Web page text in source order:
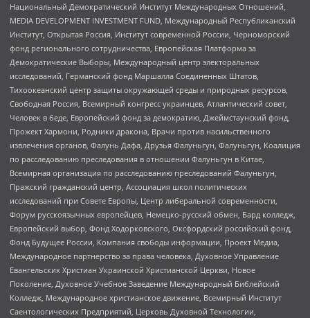
Национальный Демократический Институт Международных Отношений,
MEDIA DEVELOPMENT INVESTMENT FUND, Международный Республиканский
Институт, Открытая Россия, Институт современной России, Черноморский
фонд регионального сотрудничества, Европейская Платформа за
Демократические Выборы, Международный центр электоральных
исследований, Германский фонд Маршалла Соединенных Штатов,
Тихоокеанский центр защиты окружающей среды и природных ресурсов,
Свободная Россия, Всемирный конгресс украинцев, Атлантический совет,
Человек в беде, Европейский фонд за демократию, Джеймстаунский фонд,
Прожект Хармони, Родники дракона, Врачи против насильственного
извлечения органов, Фалунь Дафа, Друзья Фалуньгун, Фалуньгун, Коалиция
по расследованию преследования в отношении Фалуньгун в Китае,
Всемирная организация по расследованию преследований Фалуньгун,
Пражский гражданский центр, Ассоциация школ политических
исследований при Совете Европы, Центр либеральной современности,
Форум русскоязычных европейцев, Немецко-русский обмен, Бард колледж,
Европейский выбор, Фонд Ходорковского, Оксфордский российский фонд,
Фонд Будущее России, Компания свободы информации, Проект Медиа,
Международное партнерство за права человека, Духовное Управление
Евангельских Христиан Украинской Христианской Церкви, Новое
Поколение, Духовное Учебное Заведение Международный Библейский
Колледж, Международное христианское движение, Всемирный Институт
Саентологических Предприятий, Церковь Духовной Технологии,